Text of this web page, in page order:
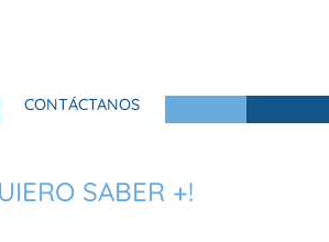
CONTÁCTANOS
SABER +!